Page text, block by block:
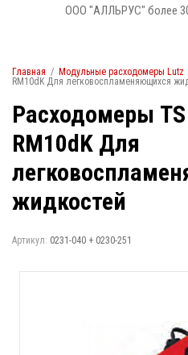
ООО "АЛЛЬРУС" более
Главная / Модульные расходомеры Lutz
RM10dK Для легковоспламеняющихся
Расходомеры
RM10dK Для
жидкостей
Артикул: 0231-040 + 0230-251